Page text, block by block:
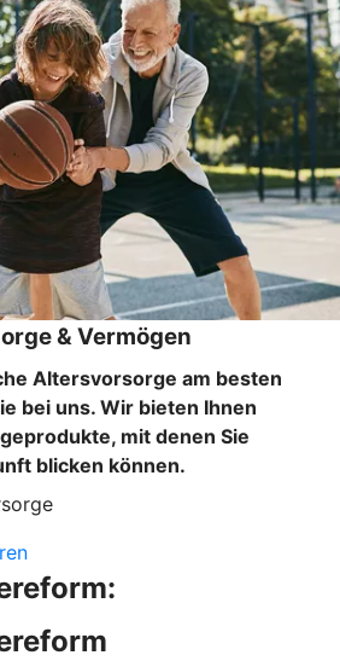
& Vermögen
Altersvorsorge am besten
bei uns. Wir bieten Ihnen
mit denen Sie
blicken können.